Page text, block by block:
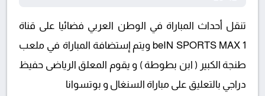
تنقل أحداث المباراة في الوطن العربي فضائيا على قناة
beIN SPORTS MAX 1 ويتم إستضافة المباراة في ملعب
طنجة الكبير ( ابن بطوطة ) و يقوم المعلق الرياضى حفيظ
دراجي بالتعليق على مباراة السنغال و بوتسوانا